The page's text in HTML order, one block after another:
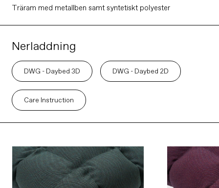
Träram med metallben samt syntetiskt polyester
Nerladdning
DWG - Daybed 3D DWG - Daybed 2D
Care Instruction